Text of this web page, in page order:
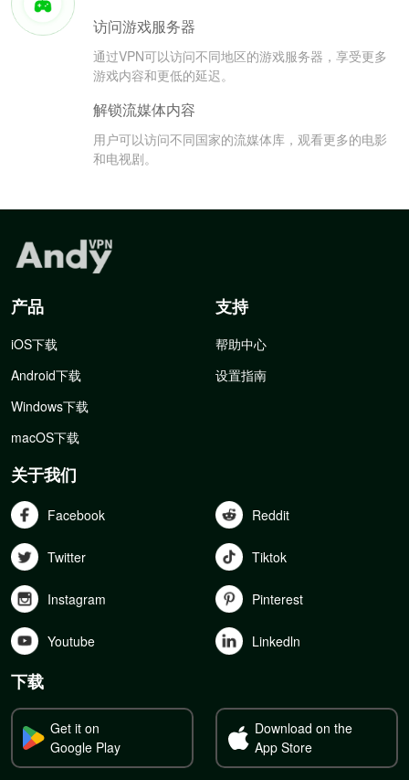
访问游戏服务器
通过VPN可以访问不同地区的游戏服务器，享受更多
游戏内容和更低的延迟。
解锁流媒体内容
用户可以访问不同国家的流媒体库，观看更多的电影
和电视剧。
产品
iOS下载
Android下载
Windows下载
macOS下载
支持
帮助中心
设置指南
关于我们
Facebook Reddit
Twitter Tiktok
Instagram Pinterest
Youtube Linkedln
下载
Get it on
Google Play
Download on the
App Store